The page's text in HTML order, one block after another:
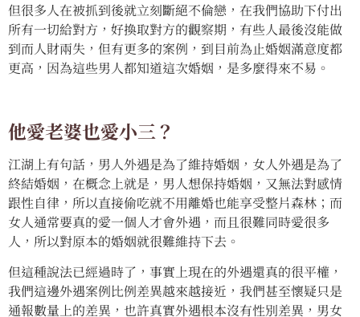
但很多人在被抓到後就立刻斷絕不倫戀，在我們協助下付出
所有一切給對方，好換取對方的觀察期，有些人最後沒能做
到而人財兩失，但有更多的案例，到目前為止婚姻滿意度都
更高，因為這些男人都知道這次婚姻，是多麼得來不易。
他愛老婆也愛小三？
江湖上有句話，男人外遇是為了維持婚姻，女人外遇是為了
終結婚姻，在概念上就是，男人想保持婚姻，又無法對感情
跟性自律，所以直接偷吃就不用離婚也能享受整片森林；而
女人通常要真的愛一個人才會外遇，而且很難同時愛很多
人，所以對原本的婚姻就很難維持下去。
但這種說法已經過時了，事實上現在的外遇還真的很平權，
我們這邊外遇案例比例差異越來越接近，我們甚至懷疑只是
通報數量上的差異，也許真實外遇根本沒有性別差異，男女